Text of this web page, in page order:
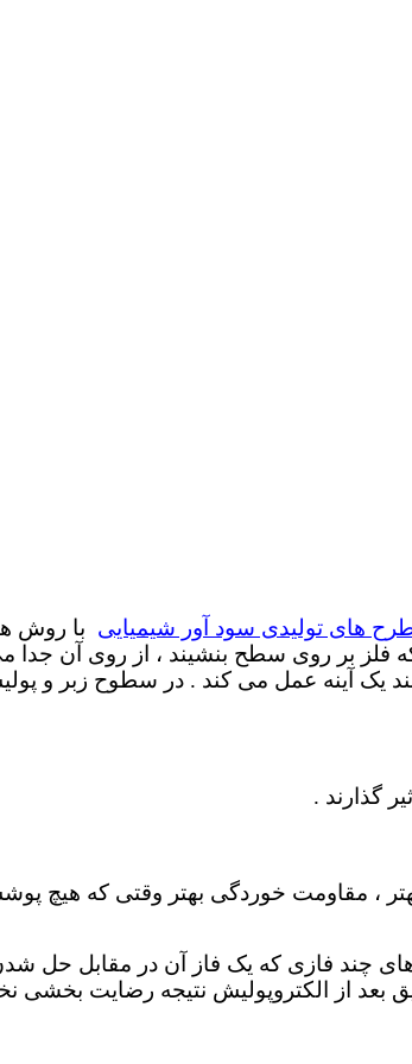
های تولیدی سود آور شیمیایی با روش
فلز بر روی سطح بنشیند ، از روی آن
یک آینه عمل می کند . در سطوح زبر و
گذارند .
، مقاومت خوردگی بهتر وقتی که هیچ
چند فازی که یک فاز آن در مقابل حل
از الکتروپولیش نتیجه رضایت بخشی